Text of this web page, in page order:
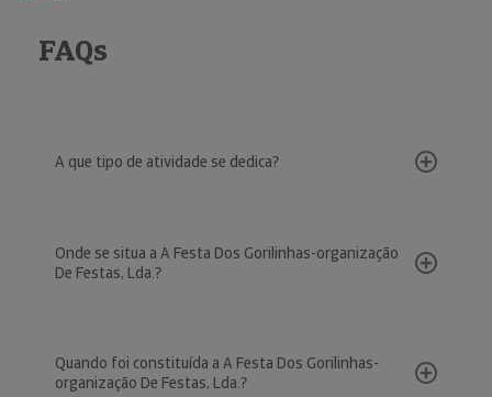
FAQs
A que tipo de atividade se dedica?
Onde se situa a A Festa Dos Gorilinhas-organização
De Festas, Lda.?
Quando foi constituída a A Festa Dos Gorilinhas-
organização De Festas, Lda.?